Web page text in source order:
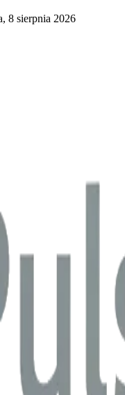
8 sierpnia 2026